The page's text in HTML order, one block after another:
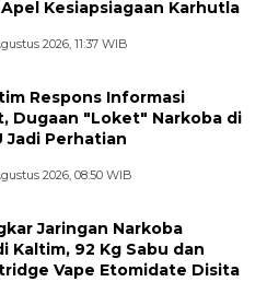
Kesiapsiagaan Karhutla
2026, 11:37 WIB
Respons Informasi
Dugaan "Loket" Narkoba di
Jadi Perhatian
2026, 08:50 WIB
Jaringan Narkoba
Kaltim, 92 Kg Sabu dan
Vape Etomidate Disita